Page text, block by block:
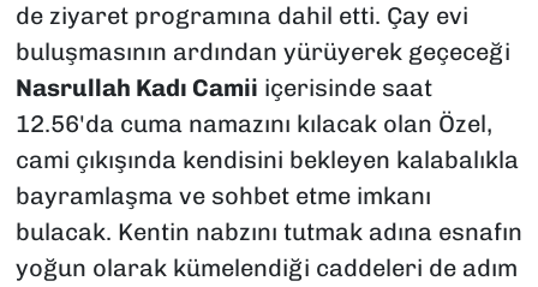
de ziyaret programına dahil etti. Çay evi
buluşmasının ardından yürüyerek geçeceği
Nasrullah Kadı Camii içerisinde saat
12.56'da cuma namazını kılacak olan Özel,
cami çıkışında kendisini bekleyen kalabalıkla
bayramlaşma ve sohbet etme imkanı
bulacak. Kentin nabzını tutmak adına esnafın
yoğun olarak kümelendiği caddeleri de adım